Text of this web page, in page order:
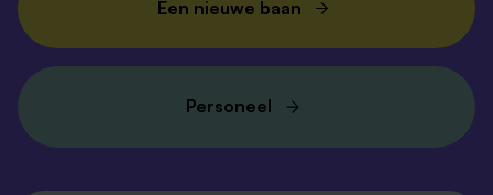
Een nieuwe baan
Personeel